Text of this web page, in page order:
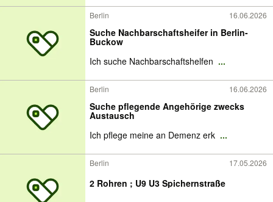
Berlin 16.06.2026
Suche Nachbarschaftsheifer in Berlin-
Buckow
Ich suche Nachbarschaftshelfen ...
Berlin 16.06.2026
Suche pflegende Angehörige zwecks
Austausch
Ich pflege meine an Demenz erk ...
Berlin 17.05.2026
2 Rohren ; U9 U3 Spichernstraße